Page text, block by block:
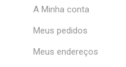
A Minha conta
Meus pedidos
Meus endereços